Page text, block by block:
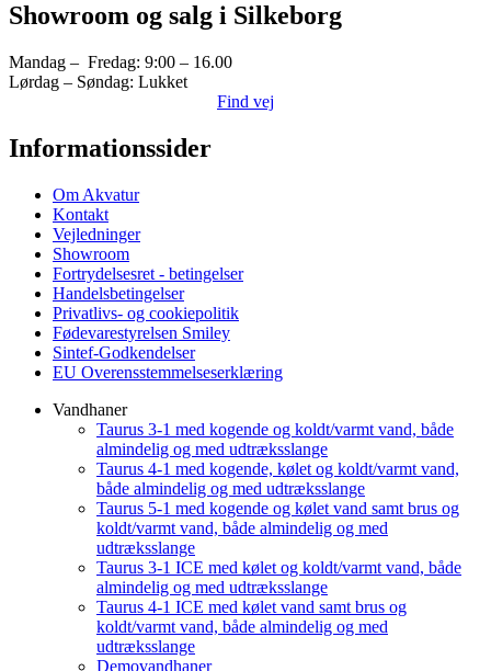
Showroom og salg i Silkeborg
Mandag – Fredag: 9:00 – 16.00
Lørdag – Søndag: Lukket
Find vej
Informationssider
Om Akvatur
Kontakt
Vejledninger
Showroom
Fortrydelsesret - betingelser
Handelsbetingelser
Privatlivs- og cookiepolitik
Fødevarestyrelsen Smiley
Sintef-Godkendelser
EU Overensstemmelseserklæring
Vandhaner
Taurus 3-1 med kogende og koldt/varmt vand, både
almindelig og med udtræksslange
Taurus 4-1 med kogende, kølet og koldt/varmt vand,
både almindelig og med udtræksslange
Taurus 5-1 med kogende og kølet vand samt brus og
koldt/varmt vand, både almindelig og med
udtræksslange
Taurus 3-1 ICE med kølet og koldt/varmt vand, både
almindelig og med udtræksslange
Taurus 4-1 ICE med kølet vand samt brus og
koldt/varmt vand, både almindelig og med
udtræksslange
Demovandhaner